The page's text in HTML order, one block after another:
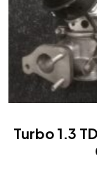
Turbo 1.3